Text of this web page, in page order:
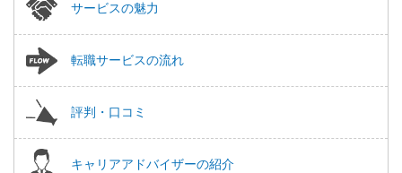
サービスの魅力
転職サービスの流れ
評判・口コミ
キャリアアドバイザーの紹介